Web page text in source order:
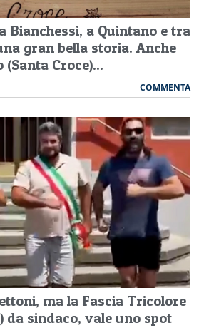
Bianchessi, a Quintano e tra
gran bella storia. Anche
Croce)...
COMMENTA
ma la Fascia Tricolore
da sindaco, vale uno spot